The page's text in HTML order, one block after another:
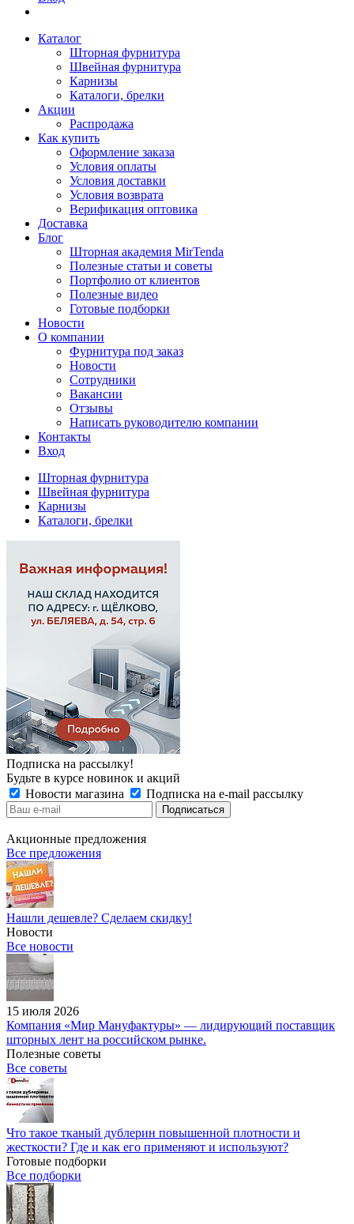
Каталог
Шторная фурнитура
Швейная фурнитура
Карнизы
Каталоги, брелки
Акции
Распродажа
Как купить
Оформление заказа
Условия оплаты
Условия доставки
Условия возврата
Верификация оптовика
Доставка
Блог
Шторная академия MirTenda
Полезные статьи и советы
Портфолио от клиентов
Полезные видео
Готовые подборки
Новости
О компании
Фурнитура под заказ
Новости
Сотрудники
Вакансии
Отзывы
Написать руководителю компании
Контакты
Вход
Шторная фурнитура
Швейная фурнитура
Карнизы
Каталоги, брелки
Подписка на рассылку!
Будьте в курсе новинок и акций
Новости магазина
Подписка на e-mail рассылку
Акционные предложения
Все предложения
Нашли дешевле? Сделаем скидку!
Новости
Все новости
15 июля 2026
Компания «Мир Мануфактуры» — лидирующий поставщик
шторных лент на российском рынке.
Полезные советы
Все советы
Что такое тканый дублерин повышенной плотности и
жесткости? Где и как его применяют и используют?
Готовые подборки
Все подборки